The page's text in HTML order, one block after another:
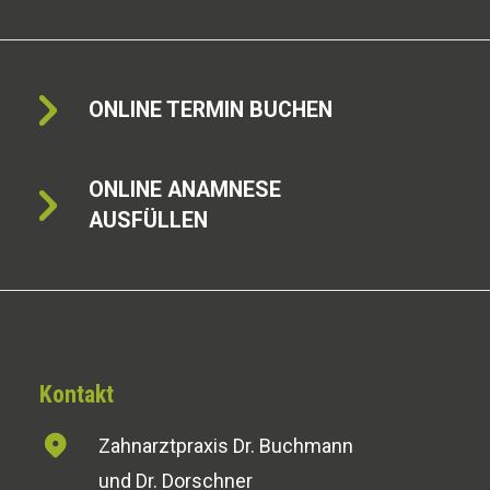
ONLINE TERMIN BUCHEN
ONLINE ANAMNESE
AUSFÜLLEN
Kontakt
Zahnarztpraxis Dr. Buchmann
und Dr. Dorschner